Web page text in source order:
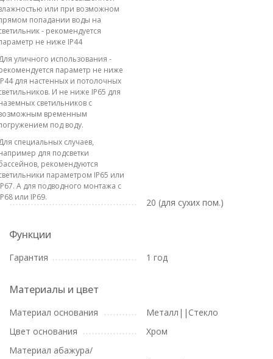
или при возможном
попадании воды на
- рекомендуется
не ниже IP44
уличного использования -
параметр не ниже
для настенных и потолочных
И не ниже IP65 для
светильников с
временным
под воду.
специальных случаев,
для подсветки
рекомендуются
параметром IP65 или
А для подводного монтажа с
или IP69.
20 (для сухих пом.)
Функции
Гарантия 1 год
Материалы и цвет
Материал основания
Металл||Стекло
Цвет основания
Хром
Материал абажура/